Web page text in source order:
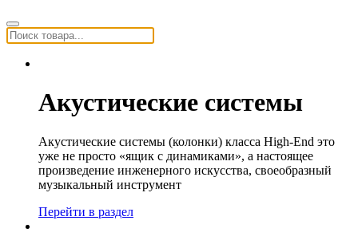
Акустические системы
Акустические системы (колонки) класса High-End это
уже не просто «ящик с динамиками», а настоящее
произведение инженерного искусства, своеобразный
музыкальный инструмент
Перейти в раздел